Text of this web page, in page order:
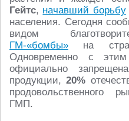
Гейтс, начавший борьбу
населения. Сегодня
видом
ГМ-«бомбы» на
Одновременно с
официально запрещена
продукции,20%
продовольственного
ГМП.